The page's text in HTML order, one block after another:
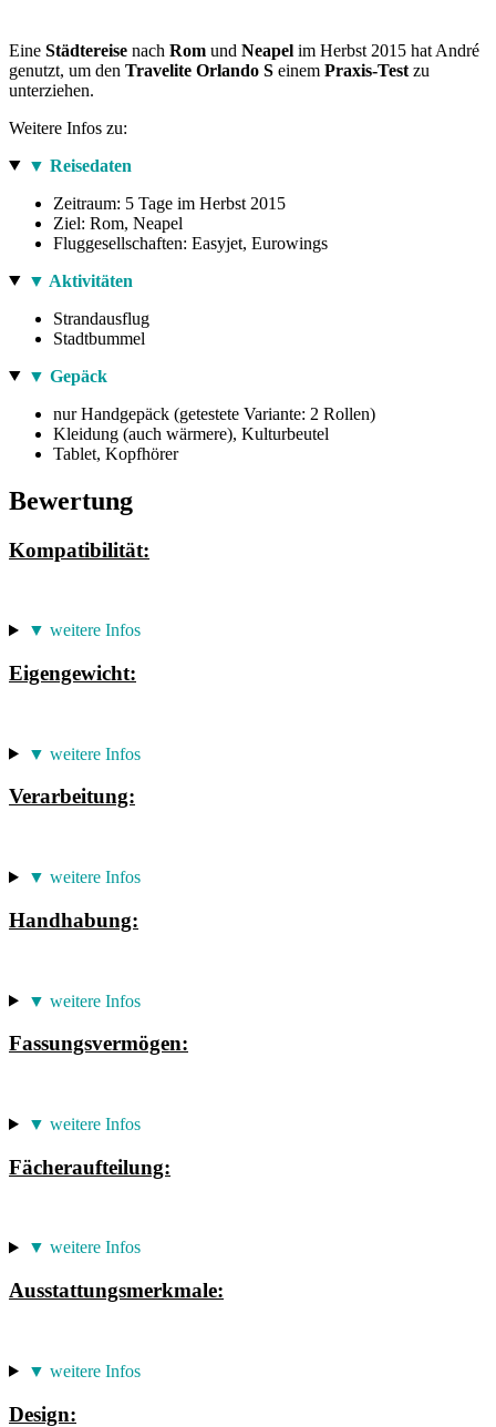
Eine Städtereise nach Rom und Neapel im Herbst 2015 hat André
genutzt, um den Travelite Orlando S einem Praxis-Test zu
unterziehen.
Weitere Infos zu:
▼ Reisedaten
Zeitraum: 5 Tage im Herbst 2015
Ziel: Rom, Neapel
Fluggesellschaften: Easyjet, Eurowings
▼ Aktivitäten
Strandausflug
Stadtbummel
▼ Gepäck
nur Handgepäck (getestete Variante: 2 Rollen)
Kleidung (auch wärmere), Kulturbeutel
Tablet, Kopfhörer
Bewertung
Kompatibilität:
▼ weitere Infos
Eigengewicht:
▼ weitere Infos
Verarbeitung:
▼ weitere Infos
Handhabung:
▼ weitere Infos
Fassungsvermögen:
▼ weitere Infos
Fächeraufteilung:
▼ weitere Infos
Ausstattungsmerkmale:
▼ weitere Infos
Design: